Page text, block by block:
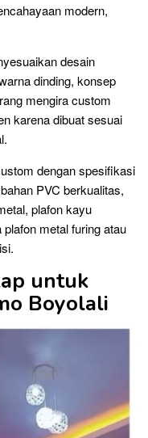
modern,
desain
dinding, konsep
mengira custom
karena dibuat sesuai
dengan spesifikasi
PVC berkualitas,
plafon kayu
metal furing atau
untuk
Boyolali